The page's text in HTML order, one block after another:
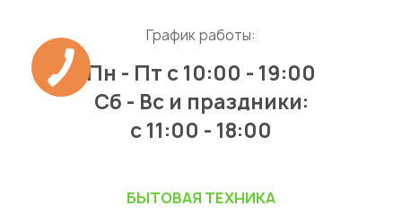
График работы:
Пн - Пт с 10:00 - 19:00
Сб - Вс и праздники:
c 11:00 - 18:00
БЫТОВАЯ ТЕХНИКА